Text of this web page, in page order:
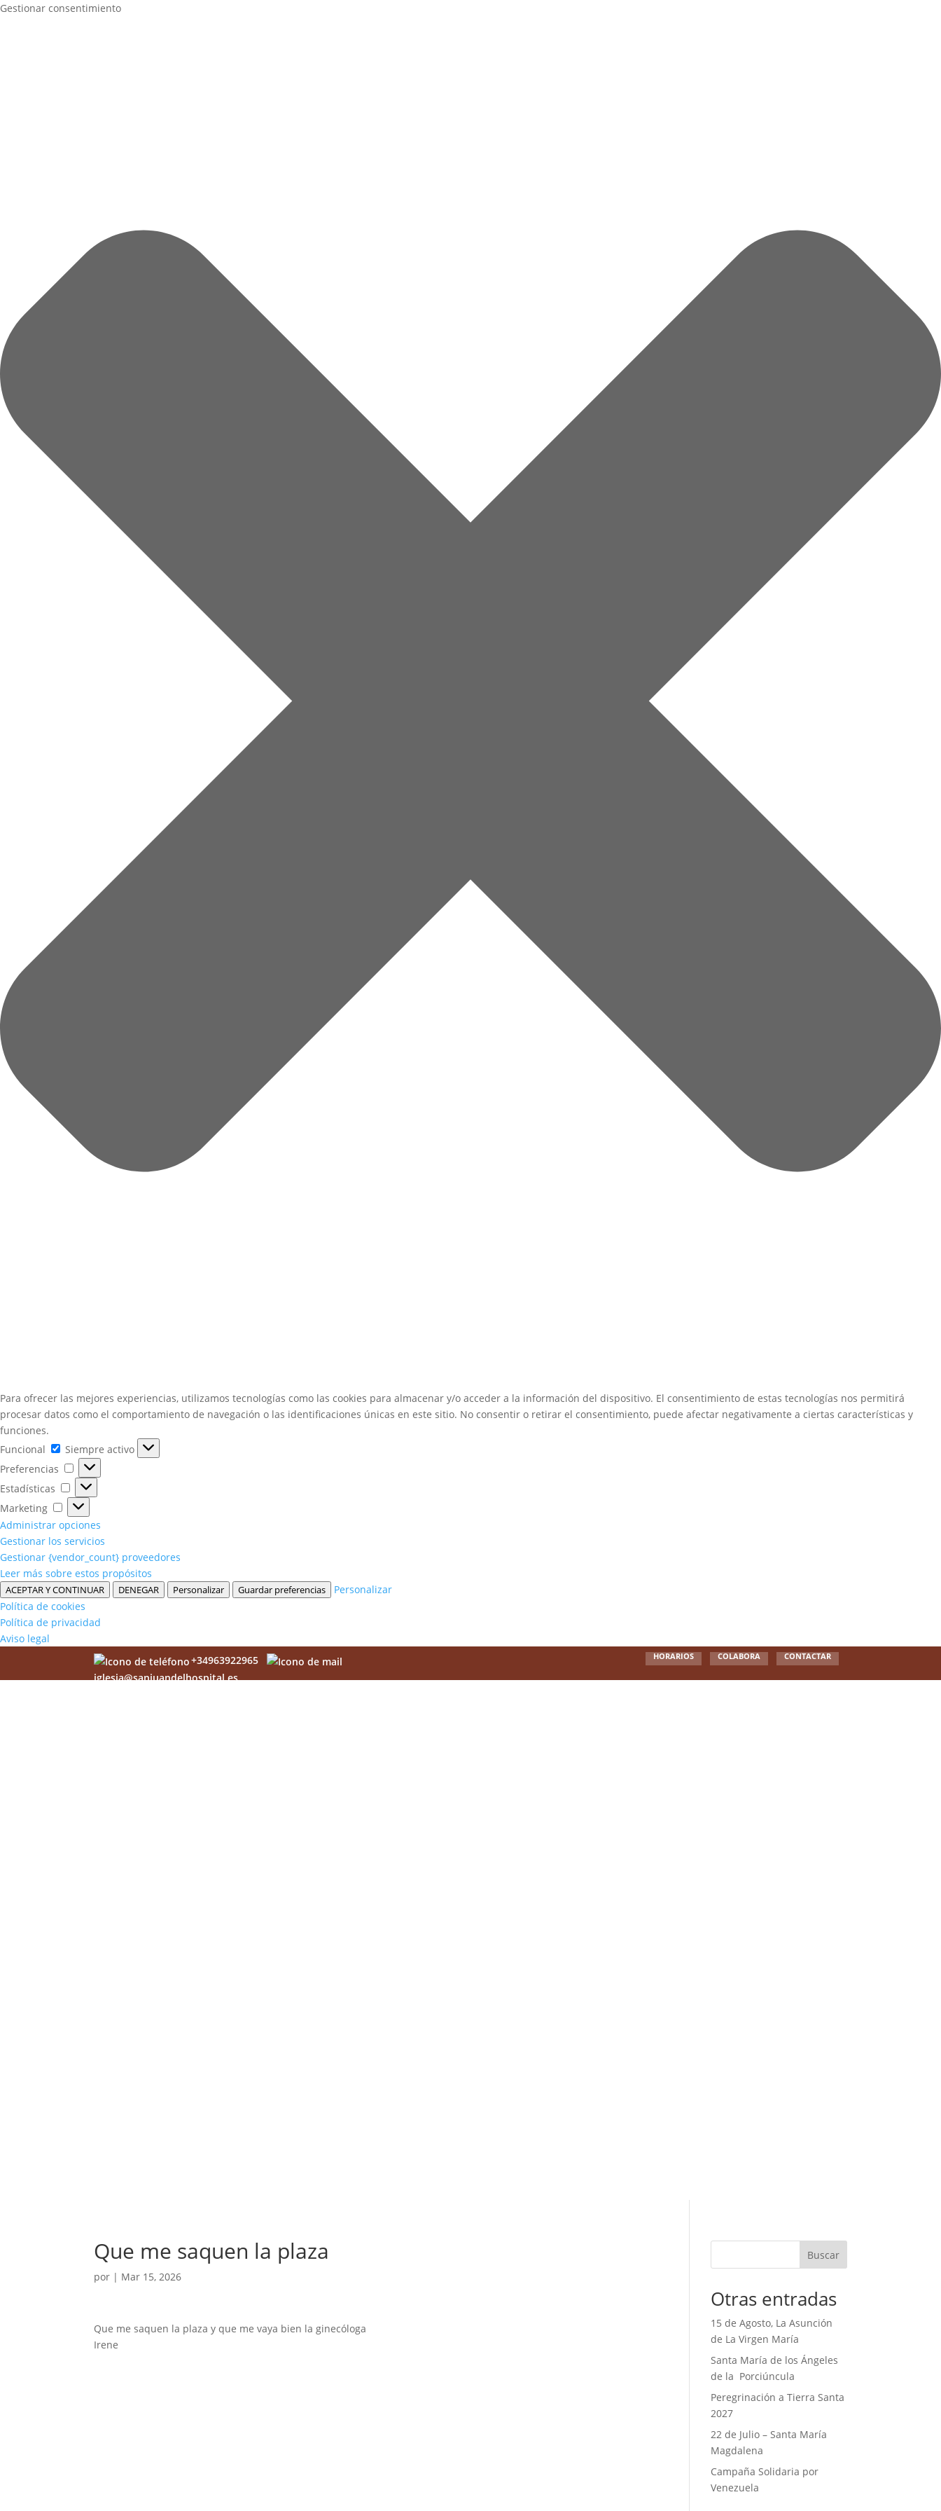
Gestionar consentimiento
Para ofrecer las mejores experiencias, utilizamos tecnologías como las cookies para almacenar y/o acceder a la información del dispositivo. El consentimiento de estas tecnologías nos permitirá
procesar datos como el comportamiento de navegación o las identificaciones únicas en este sitio. No consentir o retirar el consentimiento, puede afectar negativamente a ciertas características y
funciones.
Funcional
Funcional
Siempre activo
Preferencias
Preferencias
Estadísticas
Estadísticas
Marketing
Marketing
Administrar opciones
Gestionar los servicios
Gestionar {vendor_count} proveedores
Leer más sobre estos propósitos
ACEPTAR Y CONTINUAR DENEGAR Personalizar Guardar preferencias
Personalizar
Política de cookies
Política de privacidad
Aviso legal
+34963922965
iglesia@sanjuandelhospital.es
HORARIOS COLABORA CONTACTAR
Que me saquen la plaza
por | Mar 15, 2026
Que me saquen la plaza y que me vaya bien la ginecóloga
Irene
Buscar
Otras entradas
15 de Agosto, La Asunción
de La Virgen María
Santa María de los Ángeles
de la Porciúncula
Peregrinación a Tierra Santa
2027
22 de Julio – Santa María
Magdalena
Campaña Solidaria por
Venezuela